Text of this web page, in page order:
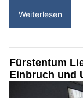
Weiterlesen
Fürstentum
Einbruch und